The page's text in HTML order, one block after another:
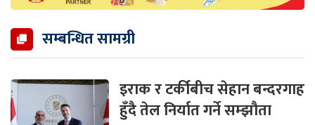
सम्बन्धित सामग्री
इराक र टर्कीबीच सेहान बन्दरगाह
हुँदै तेल निर्यात गर्ने सम्झौता